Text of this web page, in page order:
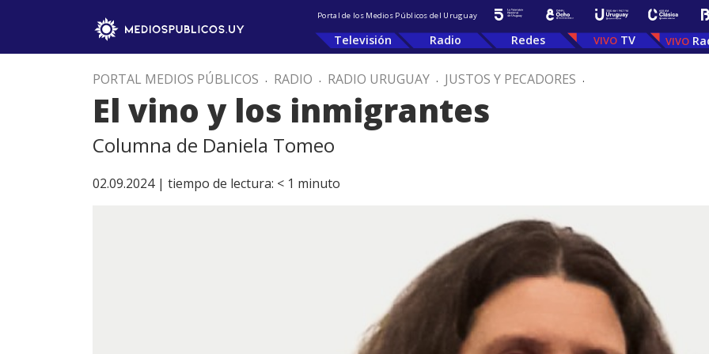
Portal de los Medios Públicos del Uruguay
Televisión Radio Redes TV
PORTAL MEDIOS PÚBLICOS . RADIO . RADIO URUGUAY . JUSTOS Y PECADORES .
El vino y los inmigrantes
Columna de Daniela Tomeo
02.09.2024 | tiempo de lectura: < 1 minuto